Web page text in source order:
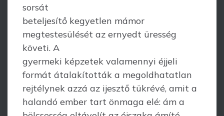
sorsát
beteljesítő kegyetlen mámor
megtestesülését az ernyedt üresség
követi. A
gyermeki képzetek valamennyi éjjeli
formát átalakították a megoldhatatlan
rejtélynek azzá az ijesztő tükrévé, amit a
halandó ember tart önmaga elé: ám a